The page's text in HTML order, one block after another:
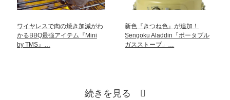
ワイヤレスで肉の焼き加減がわ
かるBBQ最強アイテム『Mini
by TMS』…
新色『きつね色』が追加！
Sengoku Aladdin「ポータブル
ガスストーブ」…
続きを見る